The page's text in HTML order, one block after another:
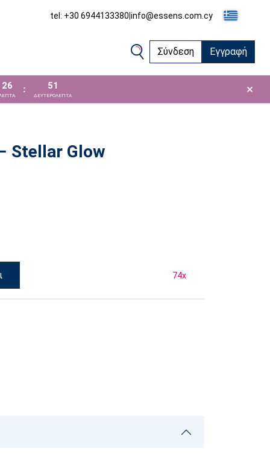
tel: +30 6944133380|info@essens.com.cy
Σύνδεση Εγγραφή
26 : 51
ΔΕΥΤΕΡΟΛΕΠΤΑ ×
Stellar Glow
74x